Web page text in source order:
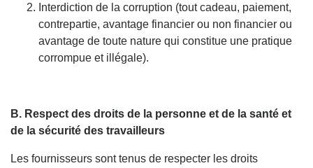
Interdiction de la corruption (tout cadeau, paiement,
contrepartie, avantage financier ou non financier ou
avantage de toute nature qui constitue une pratique
corrompue et illégale).
B. Respect des droits de la personne et de la santé et
de la sécurité des travailleurs
Les fournisseurs sont tenus de respecter les droits